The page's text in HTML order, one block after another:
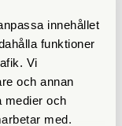
innehållet
funktioner
Vi
och annan
medier och
med.